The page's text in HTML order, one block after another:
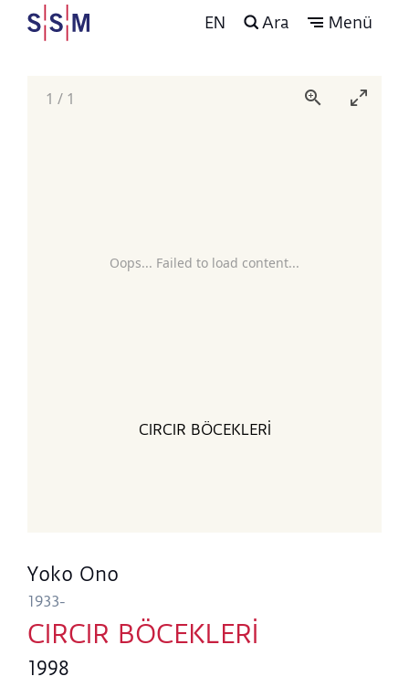
EN Ara Menü
Oops... Failed to load content...
1 / 1
CIRCIR BÖCEKLERİ
Yoko Ono
1933-
CIRCIR BÖCEKLERİ
1998